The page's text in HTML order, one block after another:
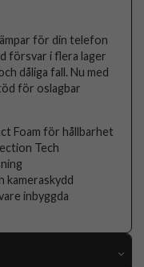
för din telefon
försvar i flera lager
dåliga fall. Nu med
för oslagbar
Foam för hållbarhet
Tech
kameraskydd
inbyggda